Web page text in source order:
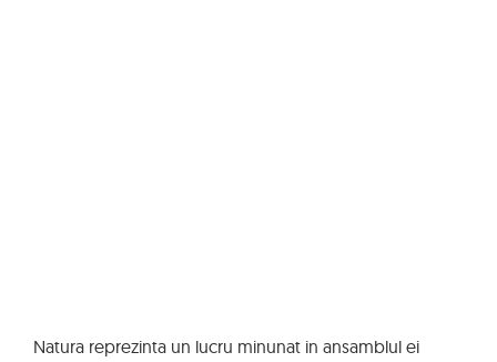
Natura reprezinta un lucru minunat in ansamblul ei